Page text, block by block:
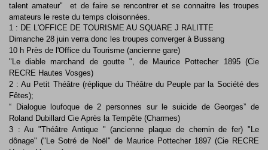
talent amateur" et de faire se rencontrer et se connaitre les troupes
amateurs le reste du temps cloisonnées.
1 : DE L'OFFICE DE TOURISME AU SQUARE J RALITTE
Dimanche 28 juin verra donc les troupes converger à Bussang
10 h Près de l'Office du Tourisme (ancienne gare)
"Le diable marchand de goutte ", de Maurice Pottecher 1895 (Cie
RECRE Hautes Vosges)
2 : Au Petit Théâtre (réplique du Théâtre du Peuple par la Société des
Fêtes);
“ Dialogue loufoque de 2 personnes sur le suicide de Georges” de
Roland Dubillard Cie Après la Tempête (Charmes)
3 : Au "Théâtre Antique " (ancienne plaque de chemin de fer) "Le
dônage" ("Le Sotré de Noël" de Maurice Pottecher 1897 (Cie RECRE